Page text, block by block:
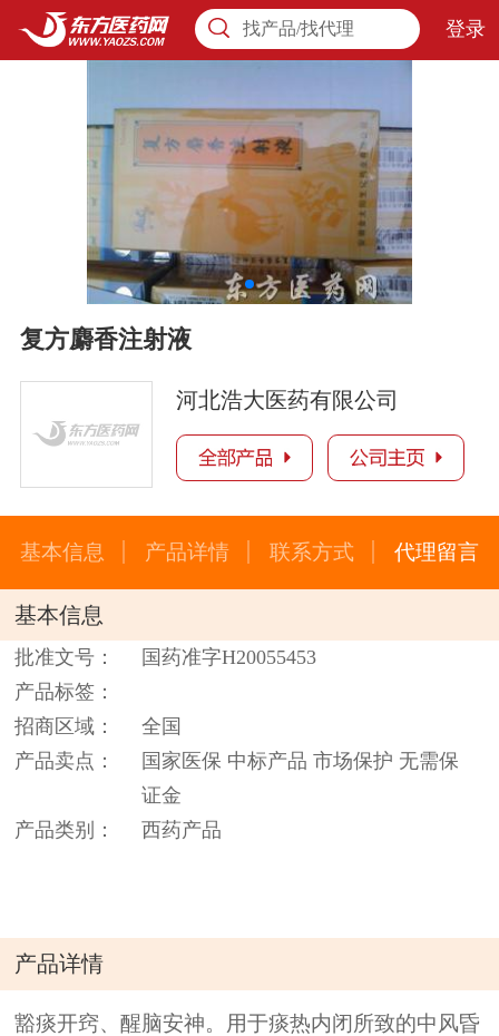
找产品/找代理 登录
复方麝香注射液
河北浩大医药有限公司
基本信息 产品详情 联系方式 代理留言
基本信息
批准文号：
国药准字H20055453
产品标签：
招商区域：
全国
产品卖点：
国家医保 中标产品 市场保护 无需保
证金
产品类别：
西药产品
产品详情
豁痰开窍、醒脑安神。用于痰热内闭所致的中风昏